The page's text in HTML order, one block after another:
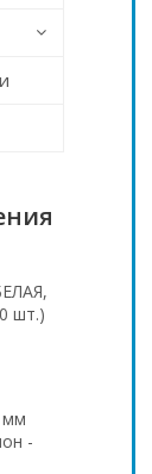
шт.)
мм
-